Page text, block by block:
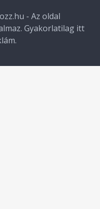
- Az oldal
Gyakorlatilag itt